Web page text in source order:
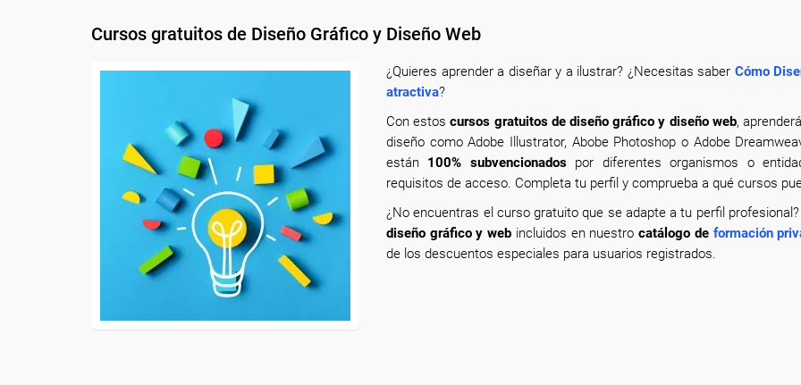
Cursos gratuitos de Diseño Gráfico y Diseño Web
¿Quieres aprender a diseñar y a ilustrar? ¿Necesitas saber Cómo
atractiva?
Con estoscursos gratuitos de diseño gráfico y diseño web,
diseño como Adobe Illustrator, Abobe Photoshop o Adobe
están 100% subvencionadospor diferentes organismos o
requisitos de acceso. Completa tu perfil y comprueba a qué cursos
¿No encuentras el curso gratuito que se adapte a tu perfil
diseño gráfico y web incluidos en nuestro catálogo de formación
de los descuentos especiales para usuarios registrados.